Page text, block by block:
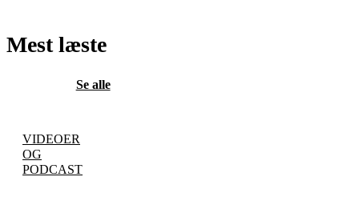
Mest læste
Se alle
VIDEOER
OG
PODCAST